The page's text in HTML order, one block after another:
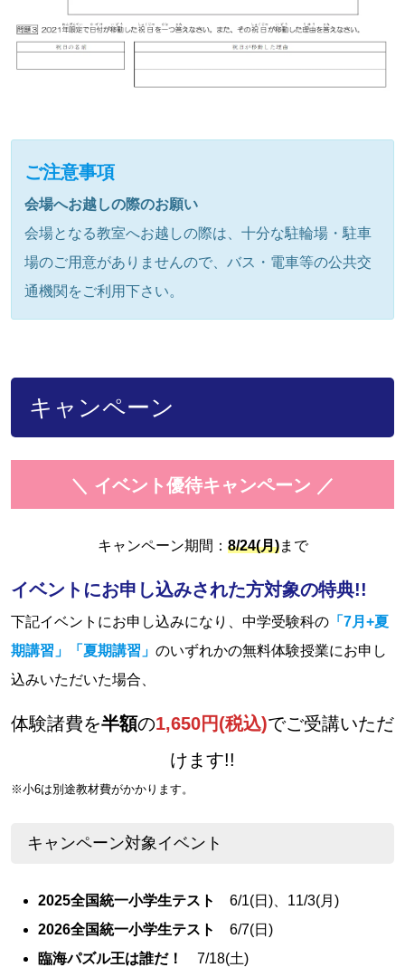
ご注意事項
会場へお越しの際のお願い
会場となる教室へお越しの際は、十分な駐輪場・駐車
場のご用意がありませんので、バス・電車等の公共交
通機関をご利用下さい。
キャンペーン
＼ イベント優待キャンペーン ／
キャンペーン期間： 8/24(月)まで
イベントにお申し込みされた方対象の特典!!
下記イベントにお申し込みになり、中学受験科の 「7月+夏
期講習」「夏期講習」 のいずれかの無料体験授業にお申し
込みいただいた場合、
体験諸費を半額の1,650円(税込)でご受講いただ
けます!!
※小6は別途教材費がかかります。
キャンペーン対象イベント
2025全国統一小学生テスト
6/1(日)、11/3(月)
2026全国統一小学生テスト
6/7(日)
臨海パズル王は誰だ！
7/18(土)